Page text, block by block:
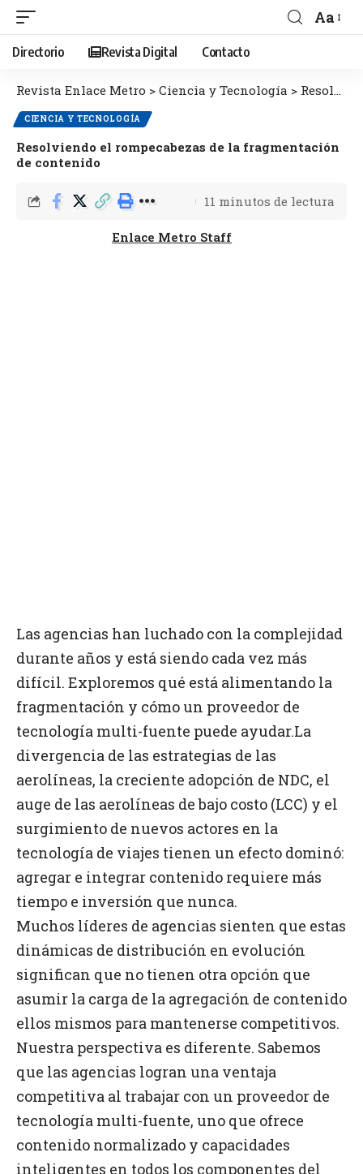
Aa
Directorio Revista Digital Contacto
Revista Enlace Metro > Ciencia y Tecnología > Resolviendo el rompecabezas de la fragmentación de contenido
CIENCIA Y TECNOLOGÍA
Resolviendo el rompecabezas de la fragmentación
de contenido
Enlace Metro Staff
11 minutos de lectura
Las agencias han luchado con la complejidad
durante años y está siendo cada vez más
difícil. Exploremos qué está alimentando la
fragmentación y cómo un proveedor de
tecnología multi-fuente puede ayudar.La
divergencia de las estrategias de las
aerolíneas, la creciente adopción de NDC, el
auge de las aerolíneas de bajo costo (LCC) y el
surgimiento de nuevos actores en la
tecnología de viajes tienen un efecto dominó:
agregar e integrar contenido requiere más
tiempo e inversión que nunca.
Muchos líderes de agencias sienten que estas
dinámicas de distribución en evolución
significan que no tienen otra opción que
asumir la carga de la agregación de contenido
ellos mismos para mantenerse competitivos.
Nuestra perspectiva es diferente. Sabemos
que las agencias logran una ventaja
competitiva al trabajar con un proveedor de
tecnología multi-fuente, uno que ofrece
contenido normalizado y capacidades
inteligentes en todos los componentes del